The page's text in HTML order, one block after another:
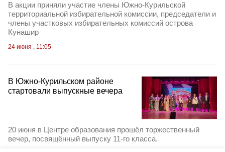
В акции приняли участие члены Южно-Курильской
территориальной избирательной комиссии, председатели и
члены участковых избирательных комиссий острова
Кунашир
24 июня , 11:05
В Южно-Курильском районе
стартовали выпускные вечера
20 июня в Центре образования прошёл торжественный
вечер, посвящённый выпуску 11‑го класса.